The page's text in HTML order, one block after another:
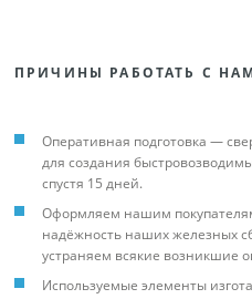
ПРИЧИНЫ РАБОТАТЬ С
Оперативная подготовка —
для создания
спустя 15 дней.
Оформляем нашим
надёжность наших железных
устраняем всякие возникшие
Используемые элементы